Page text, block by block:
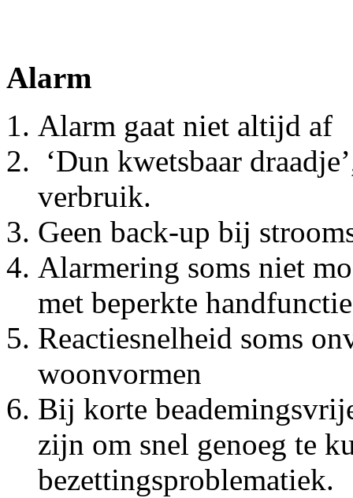
Alarm
Alarm gaat niet altijd af
‘Dun kwetsbaar
verbruik.
Geen back-up bij
Alarmering soms niet
met beperkte
Reactiesnelheid soms
woonvormen
Bij korte
zijn om snel genoeg te
bezettingsproblematiek.